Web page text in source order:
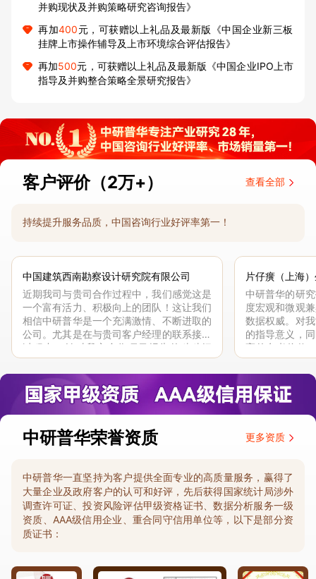
并购现状及并购策略研究咨询报告》
再加400元，可获赠以上礼品及最新版《中国企业新三板
挂牌上市操作辅导及上市环境综合评估报告》
再加500元，可获赠以上礼品及最新版《中国企业IPO上市
指导及并购整合策略全景研究报告》
客户评价（2万+） 查看全部
持续提升服务品质，中国咨询行业好评率第一！
中国建筑西南勘察设计研究院有限公司
近期我司与贵司合作过程中，我们感觉这是
一个富有活力、积极向上的团队！这让我们
相信中研普华是一个充满激情、不断进取的
公司。尤其是在与贵司客户经理的联系接洽
过程中，针对我方合作项目报告的种种细
节，及时细致缜密地协助与项目部沟通、探
讨和完善...
片仔癀（上海
中研普华的研
度宏观和微观
数据权威。对
的指导意义，
高的参考价值
体化”服务和行
司继续...
中研普华荣誉资质 更多资质
中研普华一直坚持为客户提供全面专业的高质量服务，赢得了
大量企业及政府客户的认可和好评，先后获得国家统计局涉外
调查许可证、投资风险评估甲级资格证书、数据分析服务一级
资质、AAA级信用企业、重合同守信用单位等，以下是部分资
质证书：